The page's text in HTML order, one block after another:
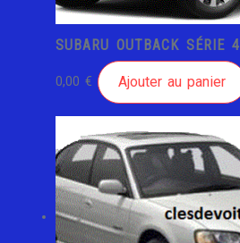
SUBARU OUTBACK SÉRIE 4
0,00€ Ajouter au panier